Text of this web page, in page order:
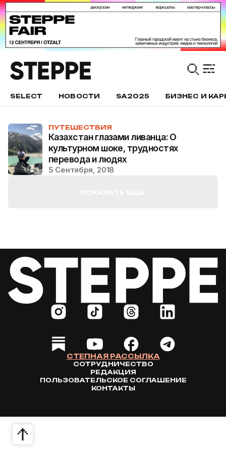
SELECT НОВОСТИ SA2025 БИЗНЕС И
ПУТЕШЕСТВИЯ
Казахстан глазами ливанца: О
культурном шоке, трудностях
перевода и людях
5 Сентября, 2018
СТЕПНАЯ РАССЫЛКА
СОТРУДНИЧЕСТВО
РЕДАКЦИЯ
ПОЛЬЗОВАТЕЛЬСКОЕ СОГЛАШЕНИЕ
КОНТАКТЫ